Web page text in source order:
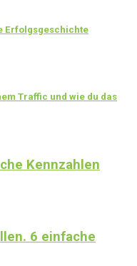
Erfolgsgeschichte
Traffic und wie du das
Kennzahlen
6 einfache